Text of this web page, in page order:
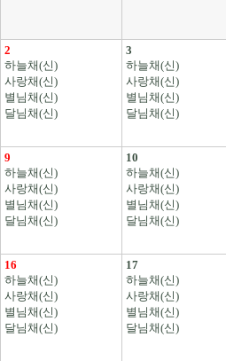
2
하늘채(신)
사랑채(신)
별님채(신)
달님채(신)
3
하늘채(신)
사랑채(신)
별님채(신)
달님채(신)
9
하늘채(신)
사랑채(신)
별님채(신)
달님채(신)
10
하늘채(신)
사랑채(신)
별님채(신)
달님채(신)
16
하늘채(신)
사랑채(신)
별님채(신)
달님채(신)
17
하늘채(신)
사랑채(신)
별님채(신)
달님채(신)